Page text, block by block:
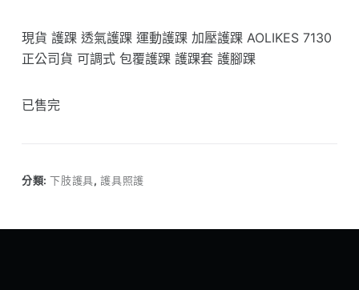
現貨 護踝 透氣護踝 運動護踝 加壓護踝 AOLIKES 7130
正公司貨 可調式 包覆護踝 護踝套 護腳踝
已售完
分類:下肢護具,護具照護